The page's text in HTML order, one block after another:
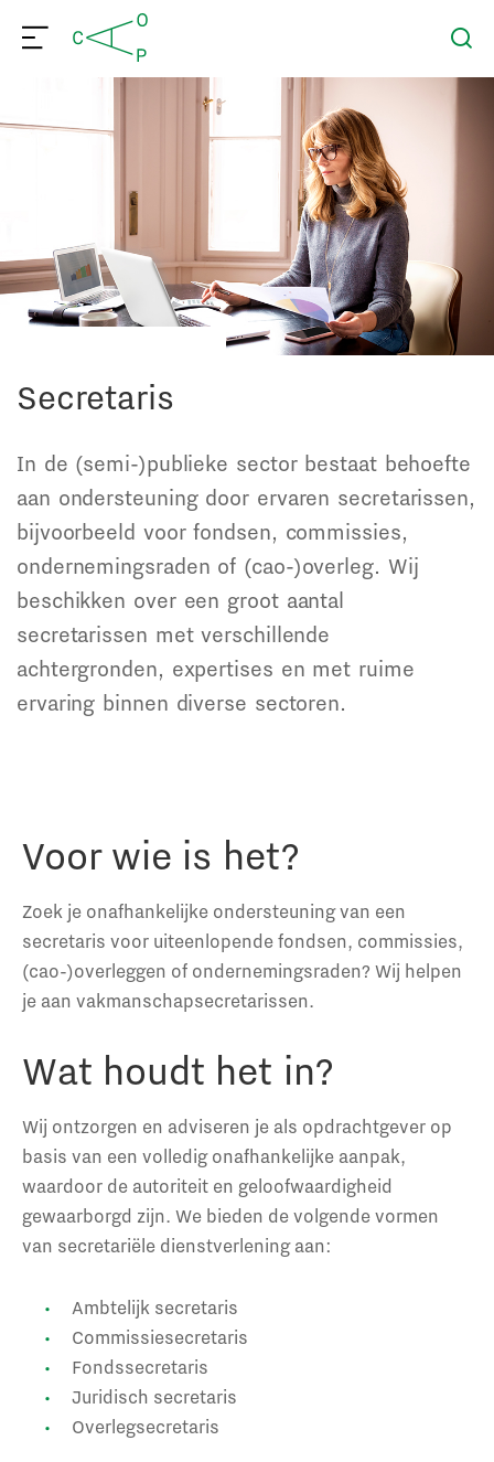
Secretaris
In de (semi-)publieke sector bestaat behoefte
aan ondersteuning door ervaren secretarissen,
bijvoorbeeld voor fondsen, commissies,
ondernemingsraden of (cao-)overleg. Wij
beschikken over een groot aantal
secretarissen met verschillende
achtergronden, expertises en met ruime
ervaring binnen diverse sectoren.
Voor wie is het?
Zoek je onafhankelijke ondersteuning van een
secretaris voor uiteenlopende fondsen, commissies,
(cao-)overleggen of ondernemingsraden? Wij helpen
je aan vakmanschapsecretarissen.
Wat houdt het in?
Wij ontzorgen en adviseren je als opdrachtgever op
basis van een volledig onafhankelijke aanpak,
waardoor de autoriteit en geloofwaardigheid
gewaarborgd zijn. We bieden de volgende vormen
van secretariële dienstverlening aan:
Ambtelijk secretaris
Commissiesecretaris
Fondssecretaris
Juridisch secretaris
Overlegsecretaris